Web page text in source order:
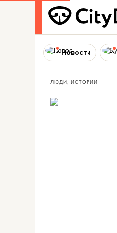
Новости
ЛЮДИ, ИСТОРИИ